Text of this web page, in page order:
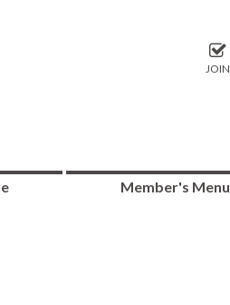
JOIN
Member's Menu